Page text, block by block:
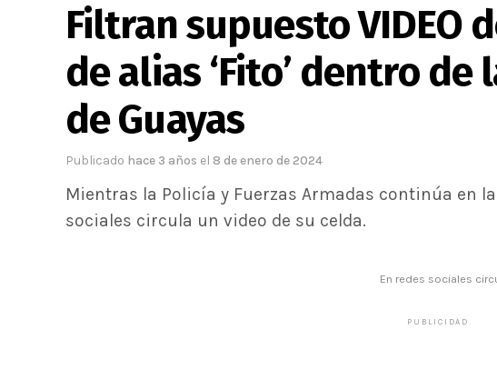
Filtran supuesto VIDEO
de alias ‘Fito’ dentro de
de Guayas
Publicado hace 3 años el 8 de enero de 2024
Mientras la Policía y Fuerzas Armadas continúa en la
sociales circula un video de su celda.
En redes sociales
PUBLICIDAD